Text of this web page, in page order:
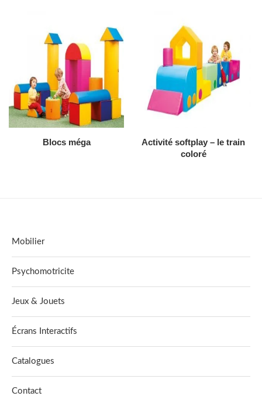
AJOUTER AU DEVIS
Blocs méga AJOUTER AU DEVIS
Activité softplay – le train
coloré
Mobilier
Psychomotricite
Jeux & Jouets
Écrans Interactifs
Catalogues
Contact